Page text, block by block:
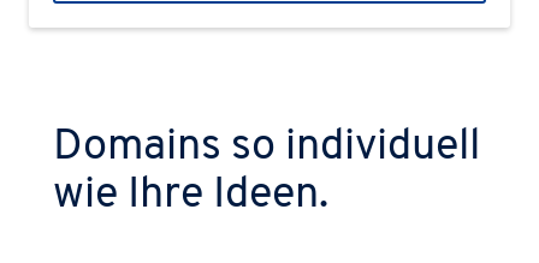
Domains so individuell
wie Ihre Ideen.